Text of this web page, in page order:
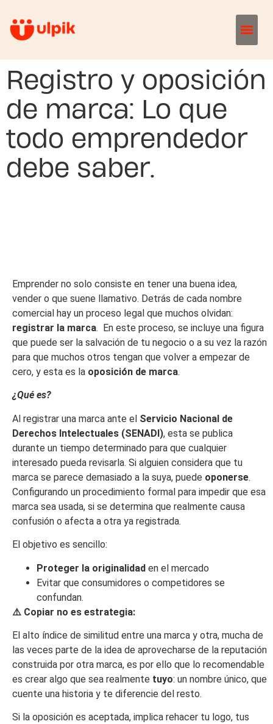
Registro y oposición
de marca: Lo que
todo emprendedor
debe saber.
Emprender no solo consiste en tener una buena idea,
vender o que suene llamativo. Detrás de cada nombre
comercial hay un proceso legal que muchos olvidan:
registrar la marca. En este proceso, se incluye una figura
que puede ser la salvación de tu negocio o a su vez la razón
para que muchos otros tengan que volver a empezar de
cero, y esta es la oposición de marca.
¿Qué es?
Al registrar una marca ante el Servicio Nacional de
Derechos Intelectuales (SENADI), esta se publica
durante un tiempo determinado para que cualquier
interesado pueda revisarla. Si alguien considera que tu
marca se parece demasiado a la suya, puede oponerse.
Configurando un procedimiento formal para impedir que esa
marca sea usada, si se determina que realmente causa
confusión o afecta a otra ya registrada.
El objetivo es sencillo:
Proteger la originalidad en el mercado
Evitar que consumidores o competidores se
confundan.
⚠️ Copiar no es estrategia:
El alto índice de similitud entre una marca y otra, mucha de
las veces parte de la idea de aprovecharse de la reputación
construida por otra marca, es por ello que lo recomendable
es crear algo que sea realmente tuyo: un nombre único, que
cuente una historia y te diferencie del resto.
Si la oposición es aceptada, implica rehacer tu logo, tus